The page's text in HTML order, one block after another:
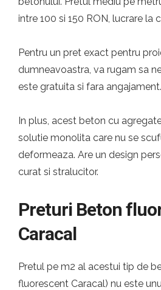
intre 100 si 150 RON, lucrare la
Pentru un pret exact pentru
dumneavoastra, va rugam sa
este gratuita si fara angajament.
In plus, acest beton cu
solutie monolita care nu se
deformeaza. Are un design
curat si stralucitor.
Preturi Beton
Caracal
Pretul pe m2 al acestui tip de
fluorescent Caracal) nu este